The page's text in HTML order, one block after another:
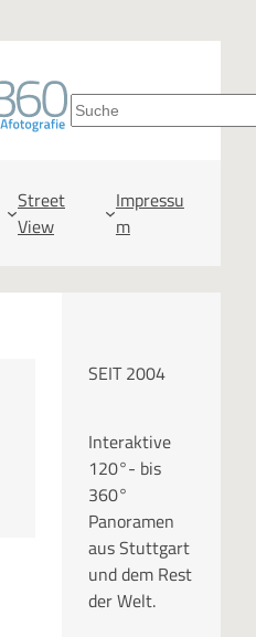
S
Street
View
Impressu
m
SEIT 2004
Interaktive
120°- bis
360°
Panoramen
aus Stuttgart
und dem Rest
der Welt.